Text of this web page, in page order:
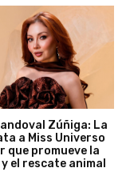
Zúñiga: La
a Miss Universo
que promueve la
el rescate animal